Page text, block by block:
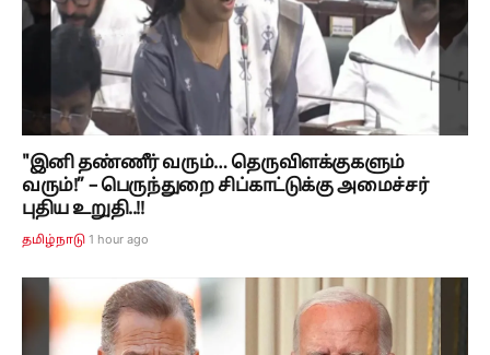
"இனி தண்ணீர் வரும்… தெருவிளக்குகளும்
வரும்!” – பெருந்துறை சிப்காட்டுக்கு அமைச்சர்
புதிய உறுதி..!!
தமிழ்நாடு 1 hour ago